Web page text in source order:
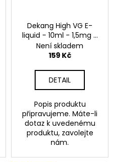
Dekang High VG E-
liquid - 10ml - 1,5mg -
Strawberry Daquiri
(Jahodový koktejl)
Není skladem
159 Kč
DETAIL
Popis produktu
připravujeme. Máte-li
dotaz k uvedenému
produktu, zavolejte
nám.